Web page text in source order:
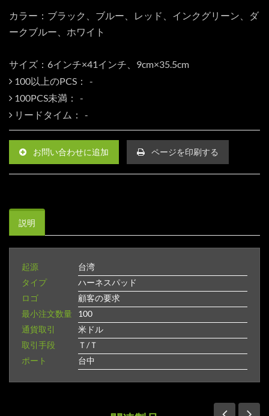
カラー：ブラック、ブルー、レッド、インクグリーン、ダ
ークブルー、ホワイト
サイズ：6インチ×41インチ、9cm×35.5cm
100以上のPCS：
100PCS未満：
リードタイム：
お問い合わせに追加 ページを印刷する
説明
起源
台湾
タイプ
ハーネスパッド
ロゴ
顧客の要求
最小注文数量
100
通貨取引
米ドル
取引手段
Ｔ/Ｔ
ポート
台中